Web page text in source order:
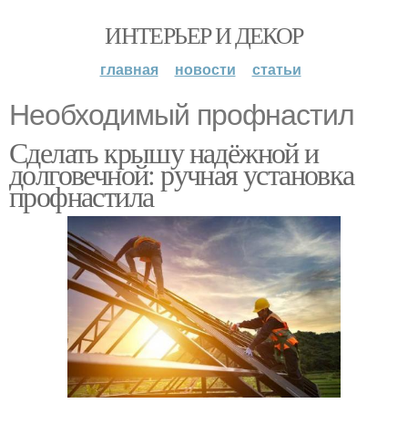
ИНТЕРЬЕР И ДЕКОР
главная новости статьи
Необходимый профнастил
Сделать крышу надёжной и
долговечной: ручная установка
профнастила